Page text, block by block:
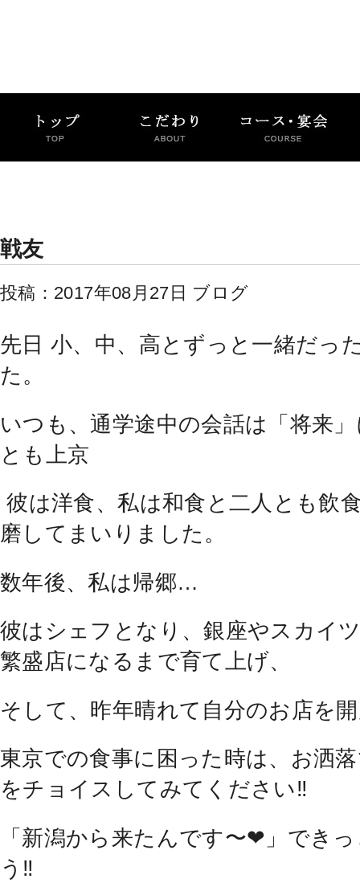
戦友
投稿：2017年08月27日 ブログ
先日 小、中、高とずっと一緒だっ
た。
いつも、通学途中の会話は「将来
とも上京
彼は洋食、私は和食と二人とも飲
磨してまいりました。
数年後、私は帰郷…
彼はシェフとなり、銀座やスカイ
繁盛店になるまで育て上げ、
そして、昨年晴れて自分のお店を
東京での食事に困った時は、お洒
をチョイスしてみてください‼
「新潟から来たんです〜❤」でき
う‼